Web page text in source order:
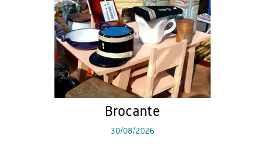
Brocante
30/08/2026